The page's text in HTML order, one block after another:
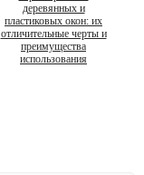
деревянных и
пластиковых окон: их
отличительные черты и
преимущества
использования